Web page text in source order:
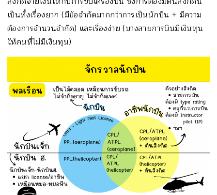
เป็นทั้งเรื่องยาก (มีข้อจำกัดมากกว่าการเป็นนักบิน + มีความ
ต้องการจำนวนจำกัด) และเรื่องง่าย (บางสายการบินมีเงินทุน
ให้คนที่ไม่มีเงินทุน)